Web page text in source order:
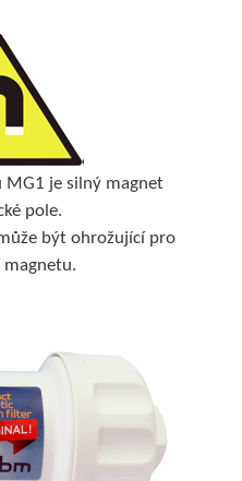
MG1 je silný magnet
pole.
být ohrožující pro